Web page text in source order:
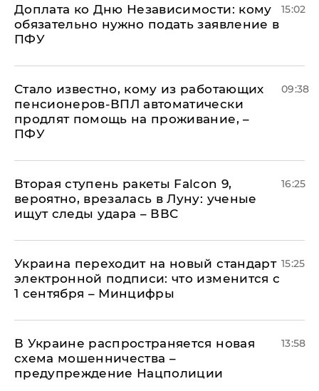
Доплата ко Дню Независимости: кому
обязательно нужно подать заявление в
ПФУ
15:02
Стало известно, кому из работающих
пенсионеров-ВПЛ автоматически
продлят помощь на проживание, –
ПФУ
09:38
Вторая ступень ракеты Falcon 9,
вероятно, врезалась в Луну: ученые
ищут следы удара – ВВС
16:25
Украина переходит на новый стандарт
электронной подписи: что изменится с
1 сентября – Минцифры
15:25
В Украине распространяется новая
схема мошенничества –
предупреждение Нацполиции
13:58